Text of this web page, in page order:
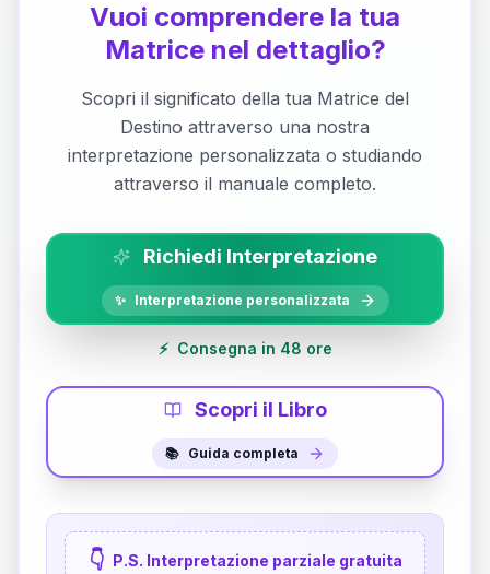
Vuoi comprendere la tua
Matrice nel dettaglio?
Scopri il significato della tua Matrice del
Destino attraverso una nostra
interpretazione personalizzata o studiando
attraverso il manuale completo.
Richiedi Interpretazione
✨ Interpretazione personalizzata
⚡ Consegna in 48 ore
Scopri il Libro
📚 Guida completa
👇 P.S. Interpretazione parziale gratuita